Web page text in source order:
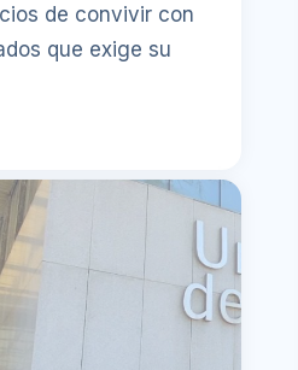
de convivir con
que exige su